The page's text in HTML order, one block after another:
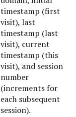
timestamp (first
visit), last
timestamp (last
visit), current
timestamp (this
visit), and session
number
(increments for
each subsequent
session).